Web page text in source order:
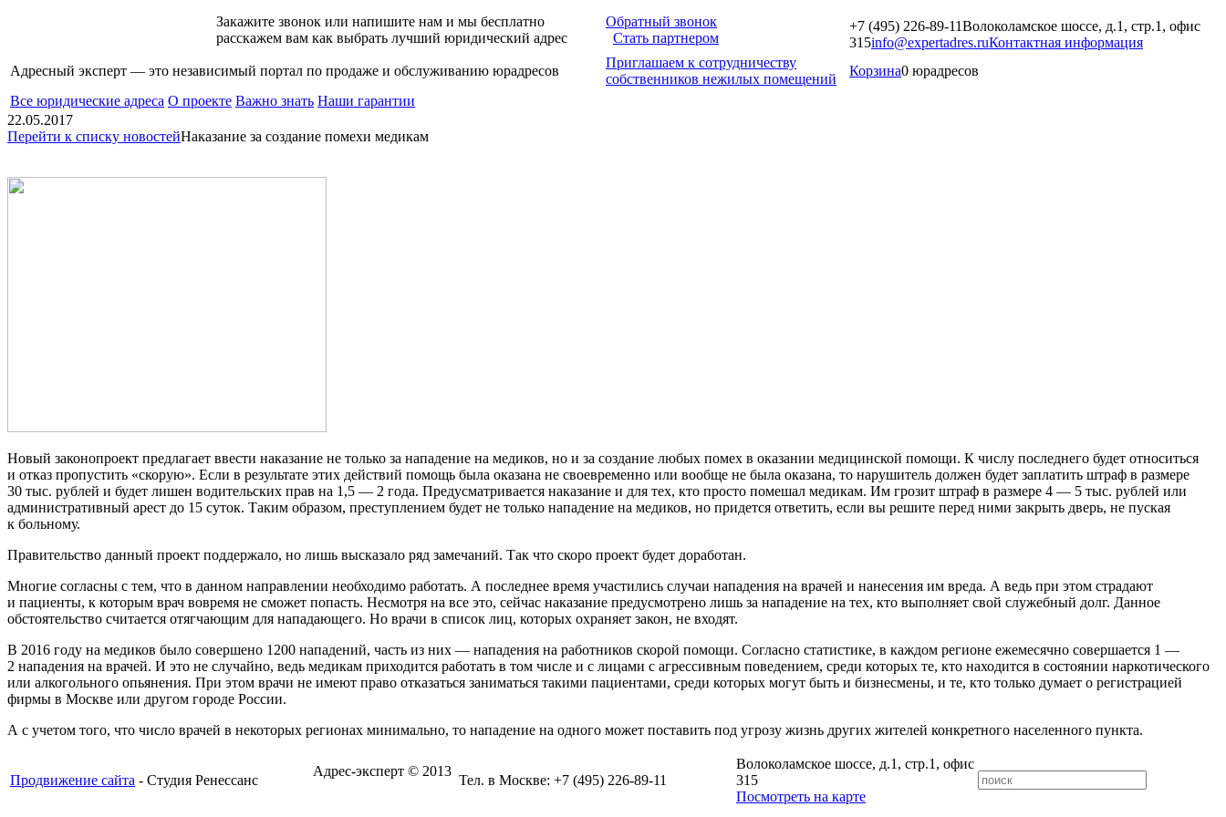
Закажите звонок или напишите нам и мы бесплатно
расскажем вам как выбрать лучший юридический адрес
Обратный звонок
Стать партнером
+7 (495) 226-89-11Волоколамское шоссе, д.1, стр.1, офис
315info@expertadres.ruКонтактная информация
Адресный эксперт — это независимый портал по продаже и обслуживанию юрадресов
Приглашаем к сотрудничеству
собственников нежилых помещений
Корзина0 юрадресов
Все юридические адреса О проекте Важно знать Наши гарантии
22.05.2017
Перейти к списку новостейНаказание за создание помехи медикам
Новый законопроект предлагает ввести наказание не только за нападение на медиков, но и за создание любых помех в оказании медицинской помощи. К числу последнего будет относиться
и отказ пропустить «скорую». Если в результате этих действий помощь была оказана не своевременно или вообще не была оказана, то нарушитель должен будет заплатить штраф в размере
30 тыс. рублей и будет лишен водительских прав на 1,5 — 2 года. Предусматривается наказание и для тех, кто просто помешал медикам. Им грозит штраф в размере 4 — 5 тыс. рублей или
административный арест до 15 суток. Таким образом, преступлением будет не только нападение на медиков, но придется ответить, если вы решите перед ними закрыть дверь, не пуская
к больному.
Правительство данный проект поддержало, но лишь высказало ряд замечаний. Так что скоро проект будет доработан.
Многие согласны с тем, что в данном направлении необходимо работать. А последнее время участились случаи нападения на врачей и нанесения им вреда. А ведь при этом страдают
и пациенты, к которым врач вовремя не сможет попасть. Несмотря на все это, сейчас наказание предусмотрено лишь за нападение на тех, кто выполняет свой служебный долг. Данное
обстоятельство считается отягчающим для нападающего. Но врачи в список лиц, которых охраняет закон, не входят.
В 2016 году на медиков было совершено 1200 нападений, часть из них — нападения на работников скорой помощи. Согласно статистике, в каждом регионе ежемесячно совершается 1 —
2 нападения на врачей. И это не случайно, ведь медикам приходится работать в том числе и с лицами с агрессивным поведением, среди которых те, кто находится в состоянии наркотического
или алкогольного опьянения. При этом врачи не имеют право отказаться заниматься такими пациентами, среди которых могут быть и бизнесмены, и те, кто только думает о регистрацией
фирмы в Москве или другом городе России.
А с учетом того, что число врачей в некоторых регионах минимально, то нападение на одного может поставить под угрозу жизнь других жителей конкретного населенного пункта.
Продвижение сайта - Студия Ренессанс
Адрес-эксперт © 2013
Тел. в Москве: +7 (495) 226-89-11
Волоколамское шоссе, д.1, стр.1, офис
315
Посмотреть на карте